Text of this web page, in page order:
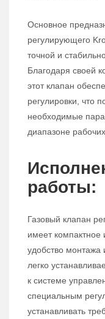
Основное
регулирующего
точной и
Благодаря своей
этот клапан
регулировки, что
необходимые
диапазоне
работы:
Газовый клапан
имеет компактное
удобство монтажа
легко
к системе
специальным
устанавливать